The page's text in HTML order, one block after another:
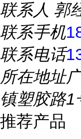
联系人 郭
联系手机
联系电话
所在地址
镇塑胶路
推荐产品